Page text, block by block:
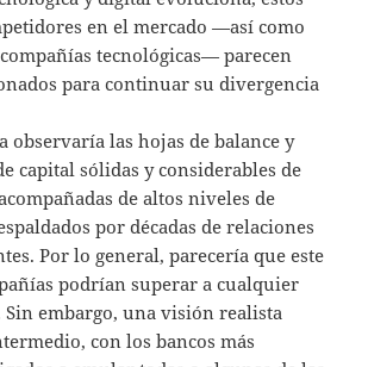
en el mercado —así como
tecnológicas— parecen
para continuar su divergencia
observaría las hojas de balance y
capital sólidas y considerables de
de altos niveles de
por décadas de relaciones
Por lo general, parecería que este
podrían superar a cualquier
embargo, una visión realista
con los bancos más